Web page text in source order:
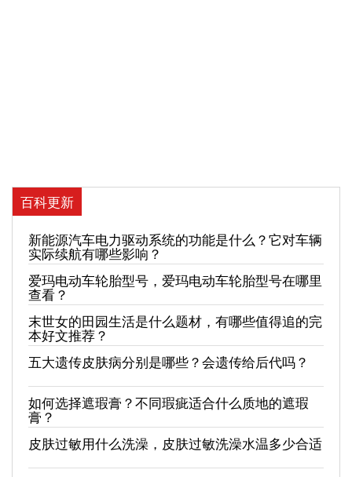
百科更新
新能源汽车电力驱动系统的功能是什么？它对车辆
实际续航有哪些影响？
爱玛电动车轮胎型号，爱玛电动车轮胎型号在哪里
查看？
末世女的田园生活是什么题材，有哪些值得追的完
本好文推荐？
五大遗传皮肤病分别是哪些？会遗传给后代吗？
如何选择遮瑕膏？不同瑕疵适合什么质地的遮瑕
膏？
皮肤过敏用什么洗澡，皮肤过敏洗澡水温多少合适